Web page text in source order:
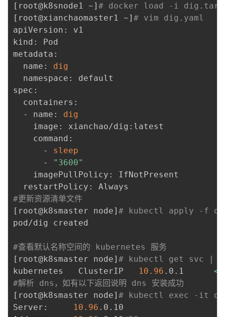
课
程
的
认
证
我
的
实
验
我
的
收
藏
术
支
持
云
声
建
议
[ root@k8snode1 ~] # docker load -i
[ root@xianchaomaster1 ~] # vim dig.yaml
apiVersion: v1
kind: Pod
metadata:
  name:
dig
  namespace: default
spec:
  containers:
  - name:
dig
    image: xianchao/dig:latest
    command:
      -
sleep
      -
"3600"
    imagePullPolicy: IfNotPresent
#更新资源清单文件
[ root@k8smaster node] # kubectl apply -f
pod/dig created
#查看默认名称空间的 kubernetes 服务
[ root@k8smaster node] # kubectl get svc |
kubernetes   ClusterIP
10.96 .0.1 <
#解析 dns，如有以下返回说明 dns 安装成功
[ root@k8smaster node] # kubectl exec -it
10.96 .0.10